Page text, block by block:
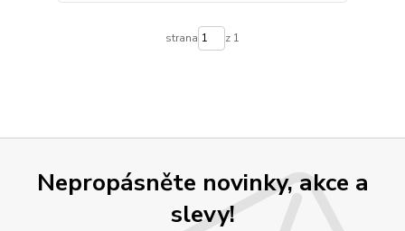
strana z 1
Nepropásněte novinky, akce a
slevy!